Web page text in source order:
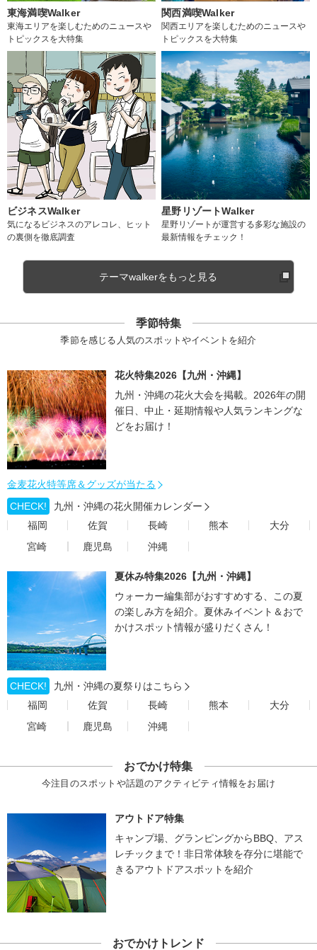
東海満喫Walker
東海エリアを楽しむためのニュースや
トピックスを大特集
関西満喫Walker
関西エリアを楽しむためのニュースや
トピックスを大特集
ビジネスWalker
気になるビジネスのアレコレ、ヒット
の裏側を徹底調査
星野リゾートWalker
星野リゾートが運営する多彩な施設の
最新情報をチェック！
テーマwalkerをもっと見る
季節特集
季節を感じる人気のスポットやイベントを紹介
花火特集2026【九州・沖縄】
九州・沖縄の花火大会を掲載。2026年の開
催日、中止・延期情報や人気ランキングな
どをお届け！
金麦花火特等席＆グッズが当たる
CHECK!
九州・沖縄の花火開催カレンダー
福岡
佐賀 長崎 熊本
大分
宮崎
鹿児島 沖縄
夏休み特集2026【九州・沖縄】
ウォーカー編集部がおすすめする、この夏
の楽しみ方を紹介。夏休みイベント＆おで
かけスポット情報が盛りだくさん！
CHECK!
九州・沖縄の夏祭りはこちら
福岡
佐賀 長崎 熊本
大分
宮崎
鹿児島 沖縄
おでかけ特集
今注目のスポットや話題のアクティビティ情報をお届け
アウトドア特集
キャンプ場、グランピングからBBQ、アス
レチックまで！非日常体験を存分に堪能で
きるアウトドアスポットを紹介
おでかけトレンド